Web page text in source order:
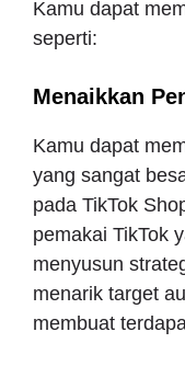
Kamu dapat
seperti:
Menaikkan
Kamu dapat
yang sangat
pada TikTok
pemakai TikTok
menyusun
menarik target
membuat